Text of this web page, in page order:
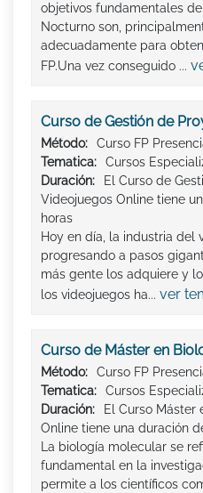
objetivos fundamentales
Nocturno son,
adecuadamente para
FP.Una vez conseguido ...
Curso de Gestión de
Método:
Curso FP
Tematica:
Cursos
Duración:
El Curso de
Videojuegos Online tiene
horas
Hoy en día, la industria del
progresando a pasos
más gente los adquiere y
los videojuegos ha... ver
Curso de Máster en
Método:
Curso FP
Tematica:
Cursos
Duración:
El Curso Máster
Online tiene una duración
La biología molecular se
fundamental en la
permite a los científicos